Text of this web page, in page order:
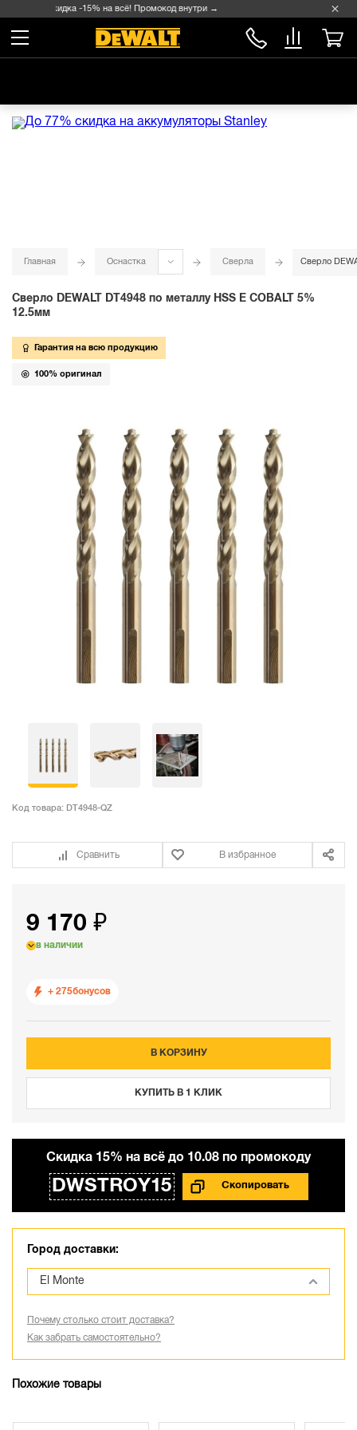
Скидка -15% на всё! Промокод внутри →
Главная Оснастка Сверла Сверло
Сверло DEWALT DT4948 по металлу HSS E COBALT 5%
12.5мм
Гарантия на всю продукцию
100% оригинал
Код товара: DT4948-QZ
Сравнить В избранное
9 170 ₽
в наличии
+ 275бонусов
В КОРЗИНУ
КУПИТЬ В 1 КЛИК
Cкидка 15% на всё до 10.08 по промокоду
DWSTROY15
Город доставки:
El Monte
Почему столько стоит доставка?
Как забрать самостоятельно?
Похожие товары